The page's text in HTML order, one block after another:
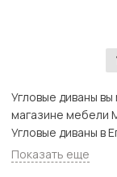
Угловые диваны
магазине мебели
Угловые диваны в
ассортимент
включая Егорьевск. Всего товаров в категории «Угловые
Показать еще